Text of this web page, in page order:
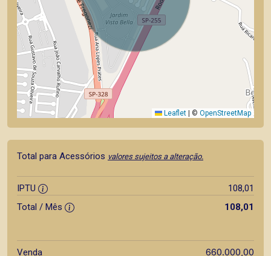
Leaflet © OpenStreetMap
Total para Acessórios valores sujeitos a alteração.
IPTU
108,01
Total / Mês
108,01
Venda 660.000,00